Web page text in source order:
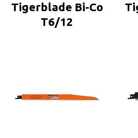
Tigerblade Bi-Co
T6/12